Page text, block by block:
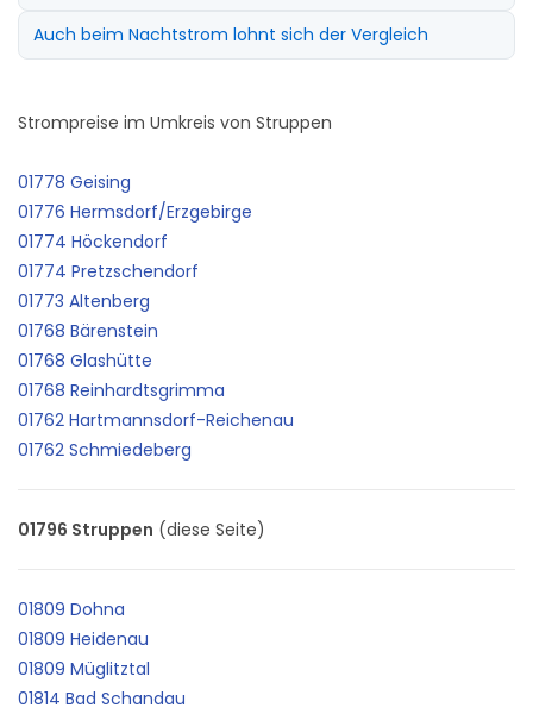
Auch beim Nachtstrom lohnt sich der Vergleich
Strompreise im Umkreis von Struppen
01778 Geising
01776 Hermsdorf/Erzgebirge
01774 Höckendorf
01774 Pretzschendorf
01773 Altenberg
01768 Bärenstein
01768 Glashütte
01768 Reinhardtsgrimma
01762 Hartmannsdorf-Reichenau
01762 Schmiedeberg
01796 Struppen (diese Seite)
01809 Dohna
01809 Heidenau
01809 Müglitztal
01814 Bad Schandau